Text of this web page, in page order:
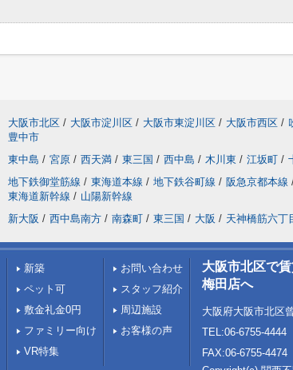
大阪市北区 / 大阪市淀川区 / 大阪市東淀川区 / 大阪市西区 /
豊中市
東中島 / 宮原 / 西天満 / 東三国 / 西中島 / 木川東 / 江坂町 /
地下鉄御堂筋線 / 東海道本線 / 地下鉄谷町線 / 阪急京都本線
東海道新幹線 / 山陽新幹線
新大阪 / 西中島南方 / 南森町 / 東三国 / 大阪 / 天神橋筋六丁
新築
ペット可
敷金礼金0円
ファミリー向け
VR特集
お問い合わせ
スタッフ紹介
周辺施設
お客様の声
大阪市北区で
梅田店へ
大阪府大阪市北区
TEL:06-6755-4444
FAX:06-6755-4474